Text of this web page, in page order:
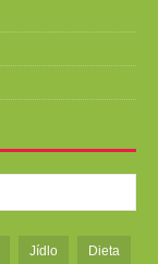
Jídlo Dieta